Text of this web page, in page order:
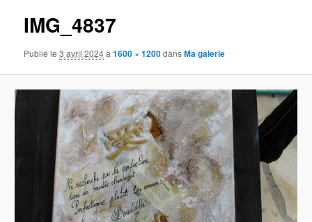
IMG_4837
Publié le3 avril 2024à1600 × 1200dansMa galerie